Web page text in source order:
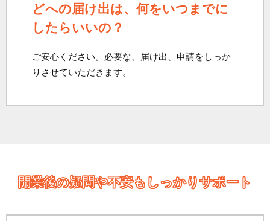
どへの届け出は、何をいつまでに
したらいいの？
ご安心ください。必要な、届け出、申請をしっか
りさせていただきます。
開業後の疑問や不安もしっかりサポート